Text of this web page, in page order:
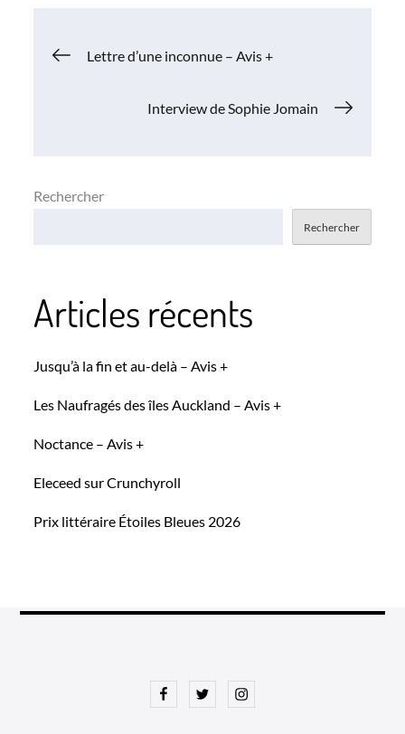
Navigation
Lettre d’une inconnue – Avis +
Interview de Sophie Jomain
Rechercher
Rechercher
Articles récents
Jusqu’à la fin et au-delà – Avis +
Les Naufragés des îles Auckland – Avis +
Noctance – Avis +
Eleceed sur Crunchyroll
Prix littéraire Étoiles Bleues 2026
FacebookTwitterInstagram